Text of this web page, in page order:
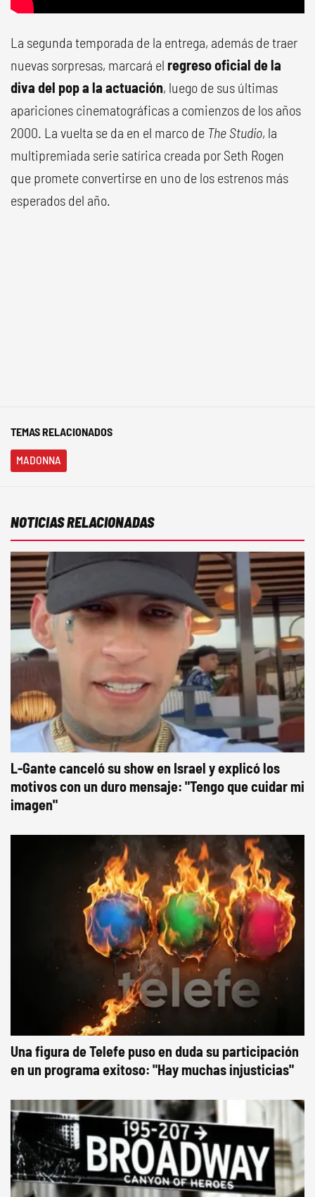
La segunda temporada de la entrega, además de traer
nuevas sorpresas, marcará el regreso oficial de la
diva del pop a la actuación, luego de sus últimas
apariciones cinematográficas a comienzos de los años
2000. La vuelta se da en el marco de The Studio, la
multipremiada serie satírica creada por Seth Rogen
que promete convertirse en uno de los estrenos más
esperados del año.
TEMAS RELACIONADOS
MADONNA
NOTICIAS RELACIONADAS
L-Gante canceló su show en Israel y explicó los
motivos con un duro mensaje: "Tengo que cuidar mi
imagen"
Una figura de Telefe puso en duda su participación
en un programa exitoso: "Hay muchas injusticias"